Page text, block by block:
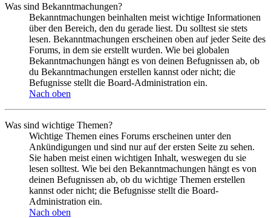
Was sind Bekanntmachungen?
Bekanntmachungen beinhalten meist wichtige Informationen
über den Bereich, den du gerade liest. Du solltest sie stets
lesen. Bekanntmachungen erscheinen oben auf jeder Seite des
Forums, in dem sie erstellt wurden. Wie bei globalen
Bekanntmachungen hängt es von deinen Befugnissen ab, ob
du Bekanntmachungen erstellen kannst oder nicht; die
Befugnisse stellt die Board-Administration ein.
Nach oben
Was sind wichtige Themen?
Wichtige Themen eines Forums erscheinen unter den
Ankündigungen und sind nur auf der ersten Seite zu sehen.
Sie haben meist einen wichtigen Inhalt, weswegen du sie
lesen solltest. Wie bei den Bekanntmachungen hängt es von
deinen Befugnissen ab, ob du wichtige Themen erstellen
kannst oder nicht; die Befugnisse stellt die Board-
Administration ein.
Nach oben